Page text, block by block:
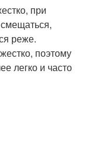
при
реже.
поэтому
легко и часто